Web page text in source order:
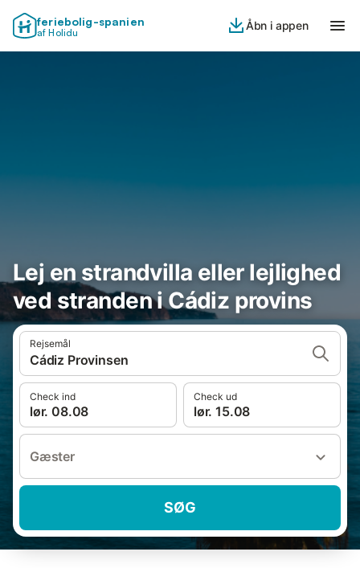
feriebolig-spanien
af Holidu
Åbn i appen
Lej en strandvilla eller lejlighed
ved stranden i Cádiz provins
Rejsemål
Cádiz Provinsen
Check ind
lør. 08.08
Check ud
lør. 15.08
Gæster
SØG